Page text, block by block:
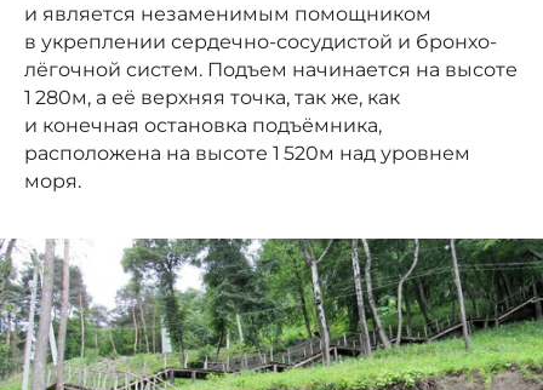
и является незаменимым помощником
в укреплении сердечно-сосудистой и бронхо-
лёгочной систем. Подъем начинается на высоте
1 280м, а её верхняя точка, так же, как
и конечная остановка подъёмника,
расположена на высоте 1 520м над уровнем
моря.